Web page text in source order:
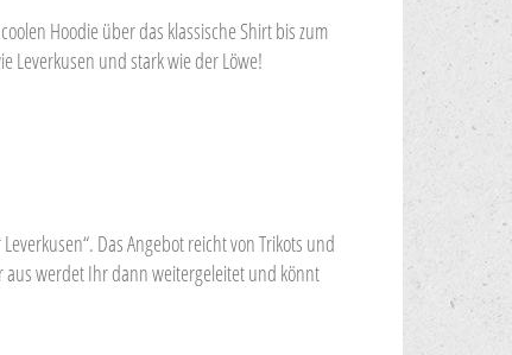
Hoodie über das klassische Shirt bis zum
Leverkusen und stark wie der Löwe!
Das Angebot reicht von Trikots und
aus werdet Ihr dann weitergeleitet und könnt